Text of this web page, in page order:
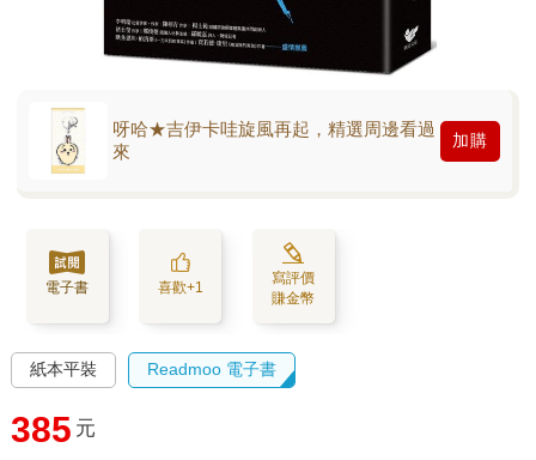
呀哈★吉伊卡哇旋風再起，精選周邊看過
來
加購
電子書 喜歡+1
寫評價
賺金幣
紙本平裝 Readmoo 電子書
385 元